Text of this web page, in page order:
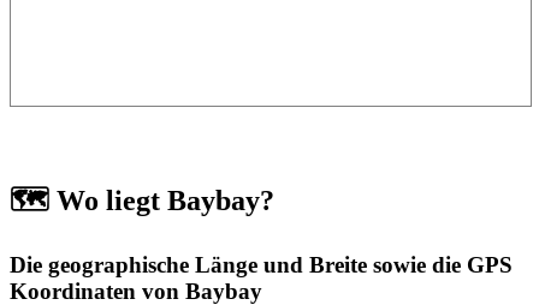
🗺️ Wo liegt Baybay?
Die geographische Länge und Breite sowie die GPS
Koordinaten von Baybay